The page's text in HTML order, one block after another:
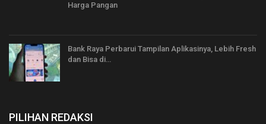
Harga Pangan
Bank Raya Perbarui Tampilan Aplikasinya, Lebih Fresh
dan Bisa di…
PILIHAN REDAKSI